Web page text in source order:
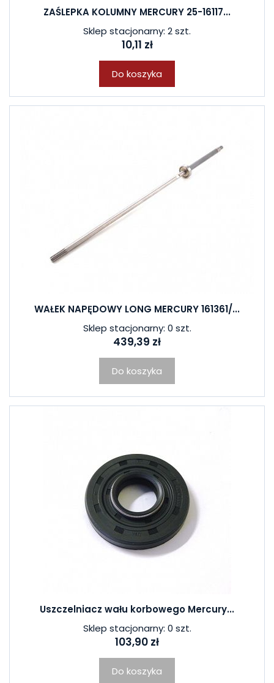
ZAŚLEPKA KOLUMNY MERCURY 25-16117...
Sklep stacjonarny: 2 szt.
10,11 zł
Do koszyka
WAŁEK NAPĘDOWY LONG MERCURY 161361/...
Sklep stacjonarny: 0 szt.
439,39 zł
Do koszyka
Uszczelniacz wału korbowego Mercury...
Sklep stacjonarny: 0 szt.
103,90 zł
Do koszyka